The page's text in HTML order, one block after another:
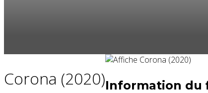
Corona (2020)Information du